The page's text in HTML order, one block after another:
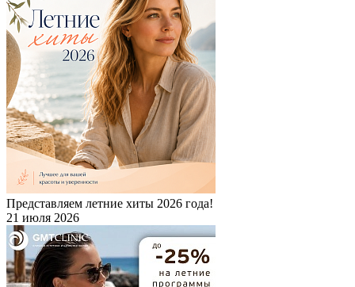
Представляем летние хиты 2026 года!
21 июля 2026